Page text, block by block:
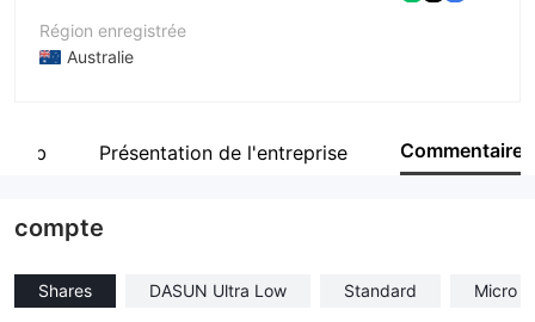
Région enregistrée
Australie
Société
web Présentation de l'entreprise Commentaire
compte
Shares DASUN Ultra Low Standard Micro